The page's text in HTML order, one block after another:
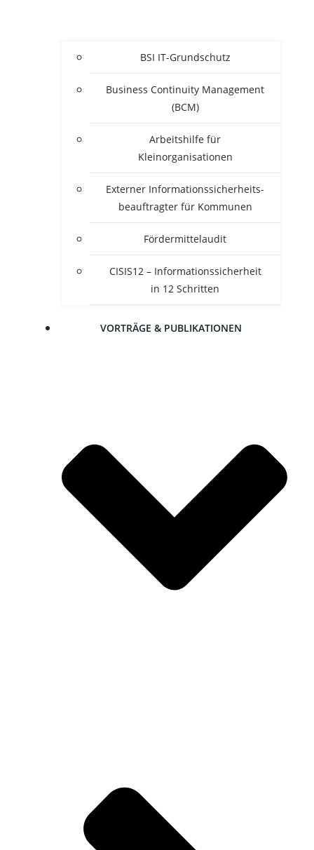
BSI IT-Grun­d­­schutz
Busi­ness Con­ti­nui­ty Manage­ment
(BCM)
Arbeits­hil­fe für
Kleinorganisationen
Exter­ner Infor­ma­ti­ons­si­cher­heits­
be­auf­trag­ter für Kommunen
För­der­mit­tel­au­dit
CISIS12 – Infor­ma­ti­ons­si­cher­heit
in 12 Schritten
VOR­TRÄ­GE & PUBLIKATIONEN